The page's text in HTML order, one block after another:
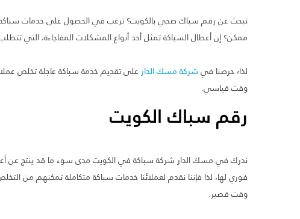
تبحث عن رقم سباك صحي بالكويت؟ ترغب في الحصول على خدمات
ممكن؟ إن أعطال السباكة تمثل أحد أنواع المشكلات المفاجاءة، التي
لذا؛ حرصنا فيشركة مسك الدار على تقديم خدمة سباكة عاجلة تخلص
وقت قياسي.
رقم سباك الكويت
ندرك في مسك الدار شركة سباكة في الكويت مدى سوء ما قد ينتج عن
فوري لها، لذا فإننا نقدم لعملائنا خدمات سباكة متكاملة تمكنهم من
وقت قصير.